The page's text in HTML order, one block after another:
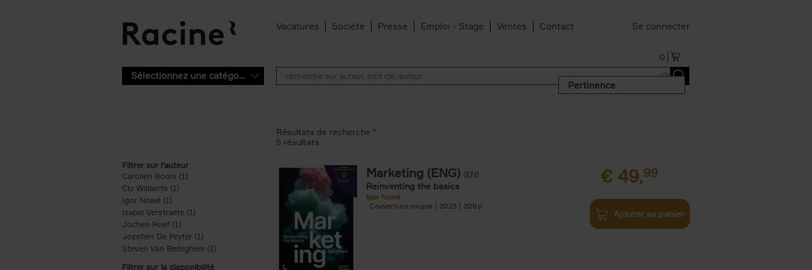
Vacatures Société Presse Emploi - Stage Ventes Contact Se connecter
0
Sélectionnez une catégorie
Pertinence
Filtrer sur l'auteur
Carolien Boom (1)
Clo Willaerts (1)
Igor Nowé (1)
Isabel Verstraete (1) Apply Isabel Verstraete filter
Jochen Roef (1)
Jozefien De Feyter (1) Apply Jozefien De Feyter filter
Steven Van Belleghem (1) Apply Steven Van Belleghem filter
Filtrer sur la disponibilité
Résultats de recherche ''
5 résultats
Marketing (ENG) (EN)
Reinventing the basics
Igor Nowé
Couverture souple
2025 208
€ 49,99
Ajouter au panier